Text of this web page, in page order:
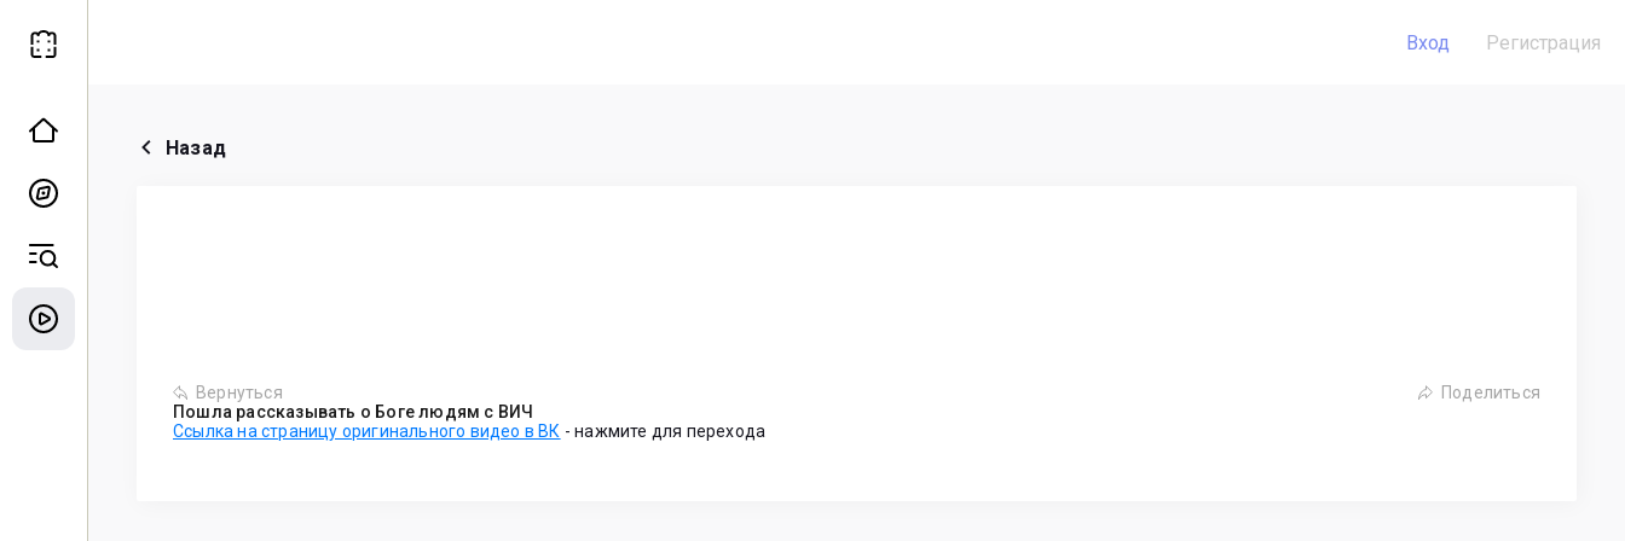
Вход Регистрация
Назад
Вернуться
Поделиться
Пошла рассказывать о Боге людям с ВИЧ
Ссылка на страницу оригинального видео в ВК -нажмите для перехода